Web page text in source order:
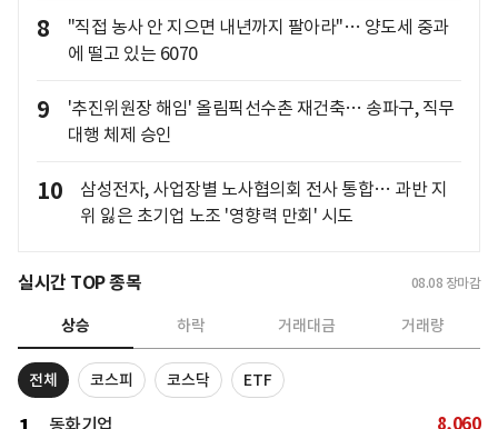
8
"직접 농사 안 지으면 내년까지 팔아라"… 양도세 중과
에 떨고 있는 6070
9
'추진위원장 해임' 올림픽선수촌 재건축… 송파구, 직무
대행 체제 승인
10
삼성전자, 사업장별 노사협의회 전사 통합… 과반 지
위 잃은 초기업 노조 '영향력 만회' 시도
실시간 TOP 종목 08.08 장마감
상승 하락 거래대금 거래량
전체 코스피 코스닥 ETF
동화기업 8,060